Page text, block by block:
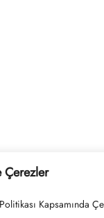
Çerezler
Kapsamında